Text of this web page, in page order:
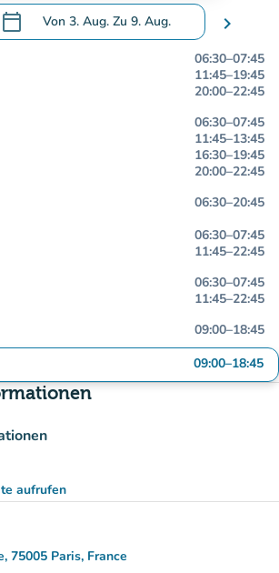
calendar_today Von 3. Aug. Zu 9. Aug.
.Öffnen Sie den Kalender, um Daten zu
chevron_right
06:30–07:45
11:45–19:45
20:00–22:45
06:30–07:45
11:45–13:45
16:30–19:45
20:00–22:45
06:30–20:45
06:30–07:45
11:45–22:45
06:30–07:45
11:45–22:45
09:00–18:45
09:00–18:45
aufrufen
(new tab)
75005 Paris, France
Google Maps öffnen)
tab)